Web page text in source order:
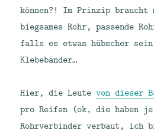
können?! Im Prinzip braucht
biegsames Rohr, passende
falls es etwas hübscher
Klebebänder…
Hier, die Leutevon dieser
pro Reifen (ok, die haben
Rohrverbinder verbaut, ich